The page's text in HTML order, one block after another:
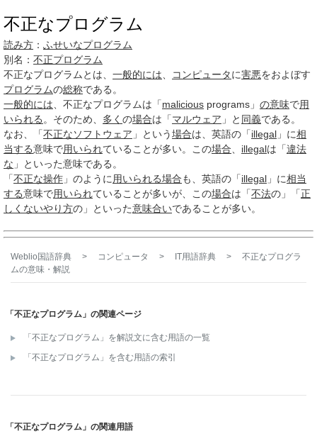
不正なプログラム
読み方 ： ふせいなプログラム
別名： 不正プログラム
不正なプログラム とは、 一般的には コンピュータに害悪をおよぼす
プログラムの総称である。
一般的には 、不正なプログラムは「malicious programs」 の意味で用
いられる 。そのため、 多く の場合は「マルウェア 」と 同義である。
なお、「不正なソフトウェア 」という場合は、英語の「illegal 」に相
当する意味で用いられていることが多い。この場合 illegalは「違法
な 」といった意味である。
「不正な操作 」のように 用いられる場合も、英語の「illegal 」に相当
する意味で用いられていることが多いが、この場合は「不法の」「正
しくないやり方の」といった意味合いであることが多い。
Weblio国語辞典 > コンピュータ > IT用語辞典 >
不正なプログラ
ムの意味・解説
「不正なプログラム」の関連ページ
「不正なプログラム」を解説文に含む用語の一覧
「不正なプログラム」を含む用語の索引
「不正なプログラム」の関連用語